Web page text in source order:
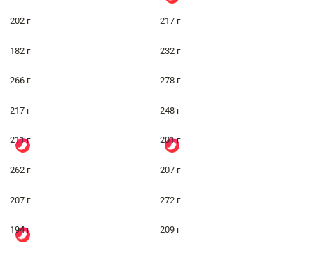
202 г 217 г
182 г 232 г
266 г 278 г
217 г 248 г
211 г 201 г
262 г 207 г
207 г 272 г
194 г 209 г